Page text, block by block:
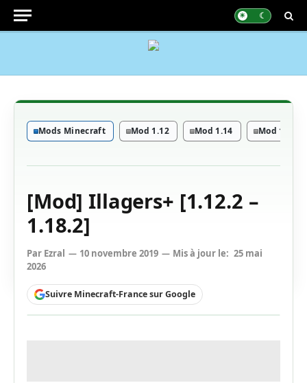
Mods Minecraft Mod 1.12 Mod 1.14 Mod 1.15
[Mod] Illagers+ [1.12.2 –
1.18.2]
Par Ezral 10 novembre 2019 Mis à jour le: 25 mai
2026
Suivre Minecraft-France sur Google